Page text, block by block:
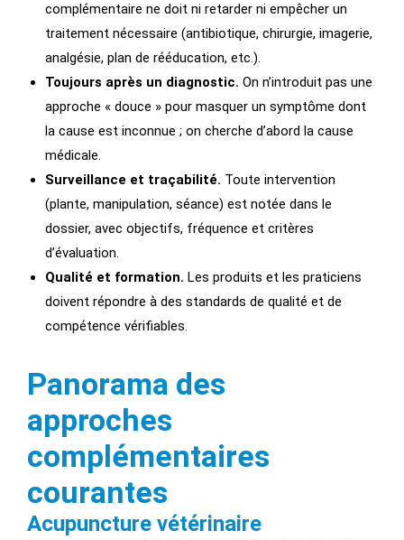
complémentaire ne doit ni retarder ni empêcher un
traitement nécessaire (antibiotique, chirurgie, imagerie,
analgésie, plan de rééducation, etc.).
Toujours après un diagnostic. On n’introduit pas une
approche « douce » pour masquer un symptôme dont
la cause est inconnue ; on cherche d’abord la cause
médicale.
Surveillance et traçabilité. Toute intervention
(plante, manipulation, séance) est notée dans le
dossier, avec objectifs, fréquence et critères
d’évaluation.
Qualité et formation. Les produits et les praticiens
doivent répondre à des standards de qualité et de
compétence vérifiables.
Panorama des
approches
complémentaires
courantes
Acupuncture vétérinaire